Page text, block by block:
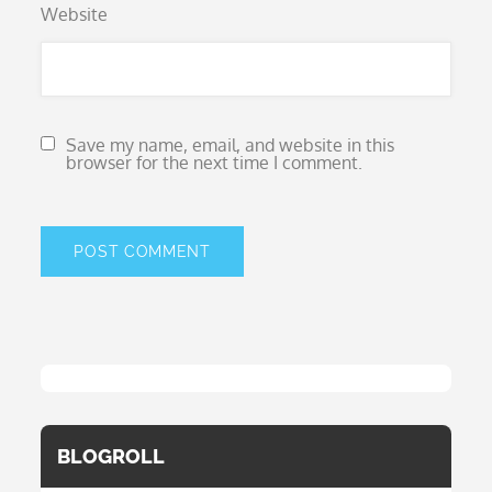
Website
Save my name, email, and website in this
browser for the next time I comment.
BLOGROLL